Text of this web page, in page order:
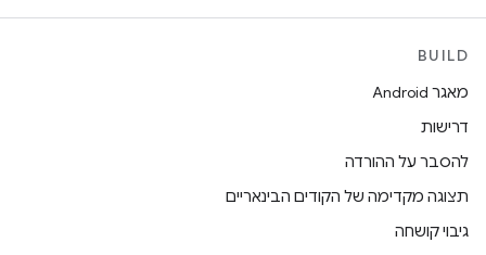
BUILD
מאגר Android
דרישות
להסבר על ההורדה
תצוגה מקדימה של הקודים הבינאריים
גיבוי קושחה